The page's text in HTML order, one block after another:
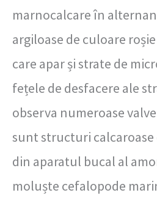
marnocalcare în
argiloase de culoare
care apar și strate de
fețele de desfacere ale
observa numeroase
sunt structuri calcaroase
din aparatul bucal al
moluște cefalopode